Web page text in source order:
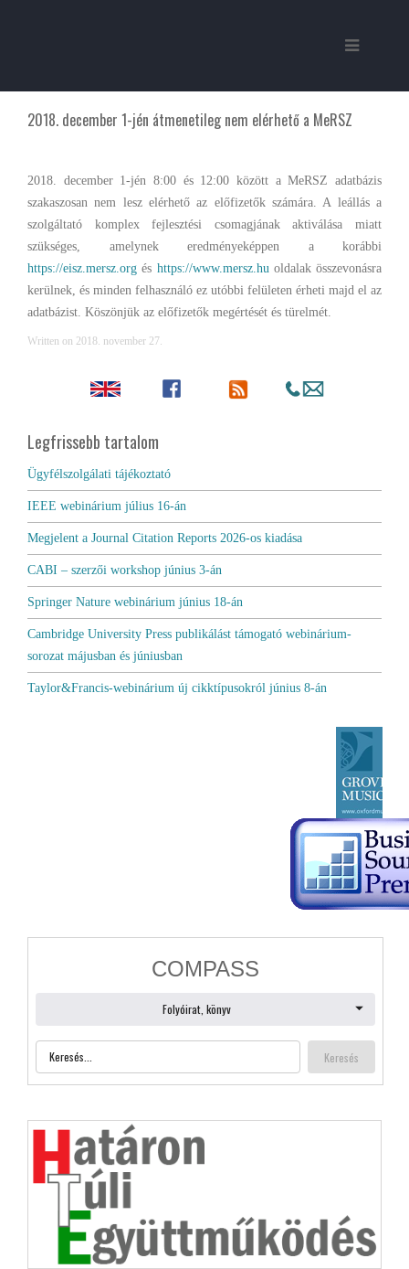
2018. december 1-jén átmenetileg nem elérhető a MeRSZ
2018. december 1-jén 8:00 és 12:00 között a MeRSZ adatbázis
szakaszosan nem lesz elérhető az előfizetők számára. A leállás a
szolgáltató komplex fejlesztési csomagjának aktiválása miatt
szükséges, amelynek eredményeképpen a korábbi
https://eisz.mersz.org és https://www.mersz.huoldalak összevonásra
kerülnek, és minden felhasználó ez utóbbi felületen érheti majd el az
adatbázist. Köszönjük az előfizetők megértését és türelmét.
Written on 2018. november 27.
Legfrissebb tartalom
Ügyfélszolgálati tájékoztató
IEEE webinárium július 16-án
Megjelent a Journal Citation Reports 2026-os kiadása
CABI – szerzői workshop június 3-án
Springer Nature webinárium június 18-án
Cambridge University Press publikálást támogató webinárium-
sorozat májusban és júniusban
Taylor&Francis-webinárium új cikktípusokról június 8-án
Bejelentkezés